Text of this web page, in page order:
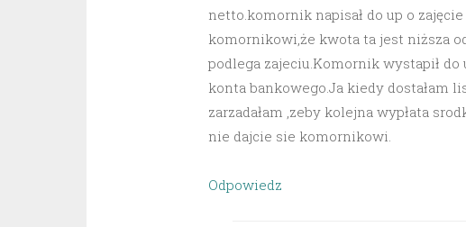
netto.komornik napisał do up o
komornikowi,że kwota ta jest niższa
podlega zajeciu.Komornik wystapił
konta bankowego.Ja kiedy dostałam
zarzadałam ,zeby kolejna wypłata
nie dajcie sie komornikowi.
Odpowiedz